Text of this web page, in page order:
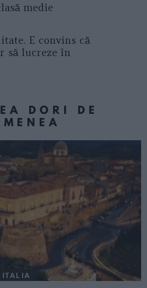
medie
E convins că
să lucreze în
DORI DE
ITALIA